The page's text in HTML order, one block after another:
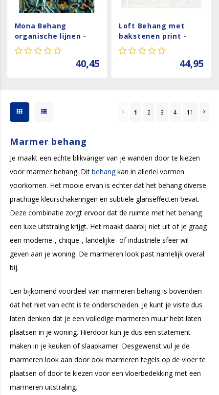
Mona Behang
organische lijnen -
81693
40,45
Loft Behang met
bakstenen print -
34165
44,95
1 2 3 4 11
Marmer behang
Je maakt een echte blikvanger van je wanden door te kiezen
voor marmer behang. Dit behangkan in allerlei vormen
voorkomen. Het mooie ervan is echter dat het behang diverse
prachtige kleurschakeringen en subtiele glanseffecten bevat.
Deze combinatie zorgt ervoor dat de ruimte met het behang
een luxe uitstraling krijgt. Het maakt daarbij niet uit of je graag
een moderne-, chique-, landelijke- of industriële sfeer wil
geven aan je woning. De marmeren look past namelijk overal
bij.
Een bijkomend voordeel van marmeren behang is bovendien
dat het niet van echt is te onderscheiden. Je kunt je visite dus
laten denken dat je een volledige marmeren muur hebt laten
plaatsen in je woning. Hierdoor kun je dus een statement
maken in je keuken of slaapkamer. Desgewenst vul je de
marmeren look aan door ook marmeren tegels op de vloer te
plaatsen of door te kiezen voor een vloerbedekking met een
marmeren uitstraling.